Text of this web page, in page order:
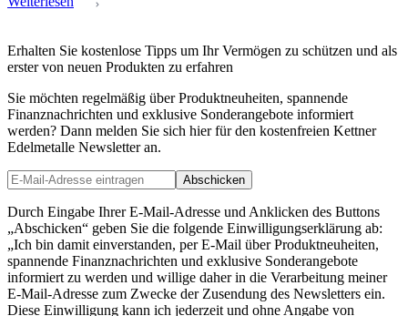
Erhalten Sie kostenlose Tipps um Ihr Vermögen zu schützen und als
erster von neuen Produkten zu erfahren
Sie möchten regelmäßig über Produktneuheiten, spannende
Finanznachrichten und exklusive Sonderangebote informiert
werden? Dann melden Sie sich hier für den kostenfreien Kettner
Edelmetalle Newsletter an.
Abschicken
Durch Eingabe Ihrer E-Mail-Adresse und Anklicken des Buttons
„Abschicken“ geben Sie die folgende Einwilligungserklärung ab:
„Ich bin damit einverstanden, per E-Mail über Produktneuheiten,
spannende Finanznachrichten und exklusive Sonderangebote
informiert zu werden und willige daher in die Verarbeitung meiner
E-Mail-Adresse zum Zwecke der Zusendung des Newsletters ein.
Diese Einwilligung kann ich jederzeit und ohne Angabe von